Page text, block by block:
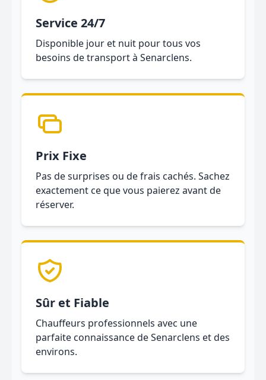
Service 24/7
Disponible jour et nuit pour tous vos
besoins de transport à Senarclens.
Prix Fixe
Pas de surprises ou de frais cachés. Sachez
exactement ce que vous paierez avant de
réserver.
Sûr et Fiable
Chauffeurs professionnels avec une
parfaite connaissance de Senarclens et des
environs.